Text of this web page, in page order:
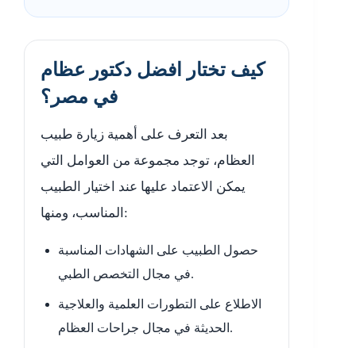
كيف تختار افضل دكتور عظام
في مصر؟
بعد التعرف على أهمية زيارة طبيب
العظام، توجد مجموعة من العوامل التي
يمكن الاعتماد عليها عند اختيار الطبيب
المناسب، ومنها:
حصول الطبيب على الشهادات المناسبة
في مجال التخصص الطبي.
الاطلاع على التطورات العلمية والعلاجية
الحديثة في مجال جراحات العظام.